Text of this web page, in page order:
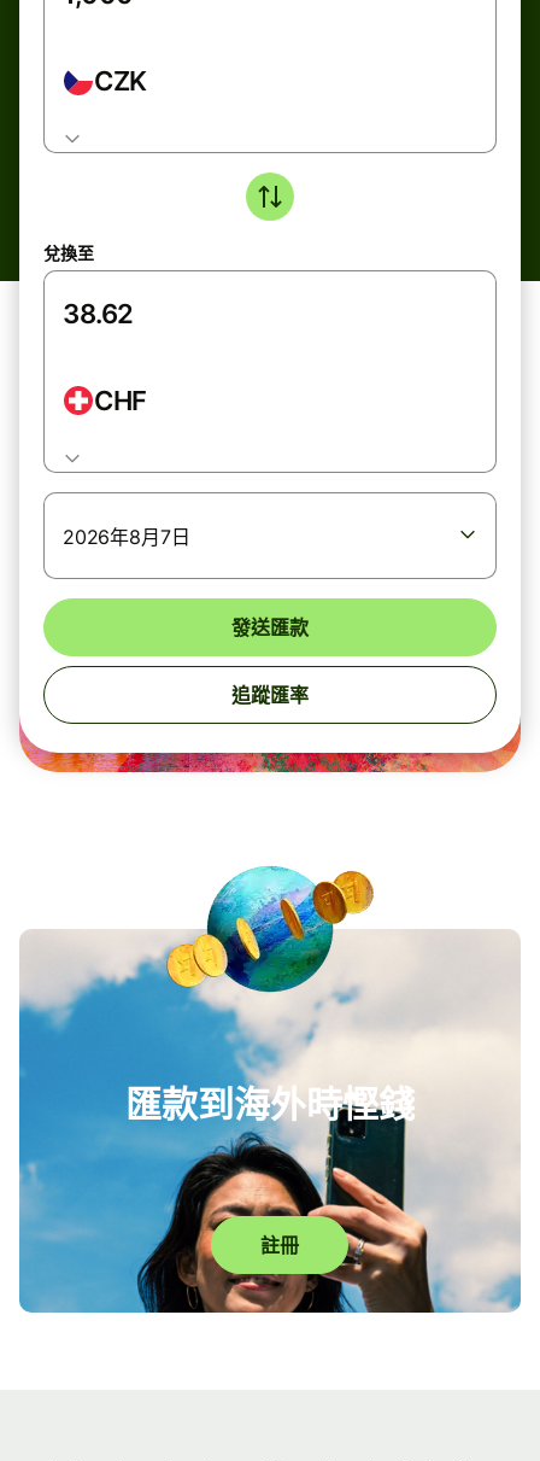
CZK
兌換至
CHF
2026年8月7日
發送匯款
追蹤匯率
匯款到海外時慳錢
註冊